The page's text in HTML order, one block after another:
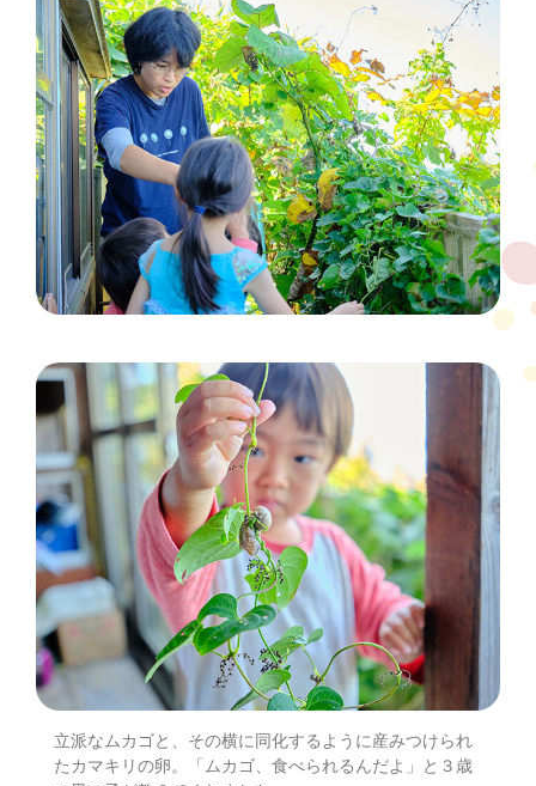
立派なムカゴと、その横に同化するように産みつけられ
たカマキリの卵。「ムカゴ、食べられるんだよ」と３歳